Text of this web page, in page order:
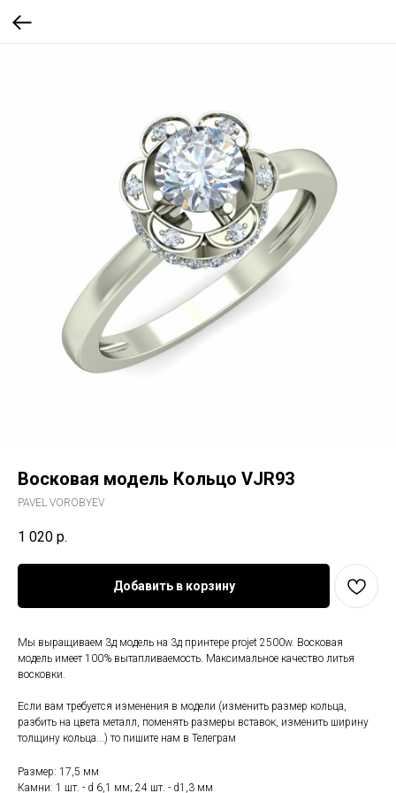
Восковая модель Кольцо VJR93
PAVEL VOROBYEV
1 020 р.
Добавить в корзину
Мы выращиваем 3д модель на 3д принтере projet 2500w. Восковая
модель имеет 100% вытапливаемость. Максимальное качество литья
восковки.
Если вам требуется изменения в модели (изменить размер кольца,
разбить на цвета металл, поменять размеры вставок, изменить ширину
толщину кольца...) то пишите нам в Телеграм
Размер: 17,5 мм
Камни: 1 шт. - d 6,1 мм; 24 шт. - d1,3 мм